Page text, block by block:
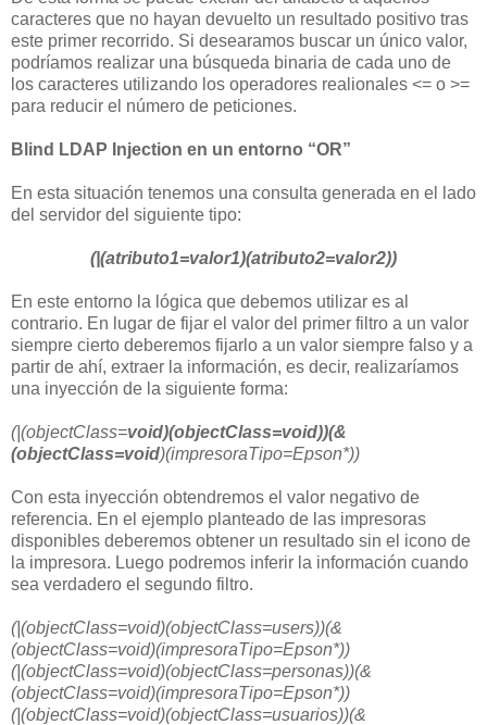
caracteres que no hayan devuelto un resultado positivo tras
este primer recorrido. Si desearamos buscar un único valor,
podríamos realizar una búsqueda binaria de cada uno de
los caracteres utilizando los operadores realionales <= o >=
para reducir el número de peticiones.
Blind LDAP Injection en un entorno “OR”
En esta situación tenemos una consulta generada en el lado
del servidor del siguiente tipo:
(|(atributo1=valor1)(atributo2=valor2))
En este entorno la lógica que debemos utilizar es al
contrario. En lugar de fijar el valor del primer filtro a un valor
siempre cierto deberemos fijarlo a un valor siempre falso y a
partir de ahí, extraer la información, es decir, realizaríamos
una inyección de la siguiente forma:
(|(objectClass=void)(objectClass=void))(&
(objectClass=void)(impresoraTipo=Epson*))
Con esta inyección obtendremos el valor negativo de
referencia. En el ejemplo planteado de las impresoras
disponibles deberemos obtener un resultado sin el icono de
la impresora. Luego podremos inferir la información cuando
sea verdadero el segundo filtro.
(|(objectClass=void)(objectClass=users))(&
(objectClass=void)(impresoraTipo=Epson*))
(|(objectClass=void)(objectClass=personas))(&
(objectClass=void)(impresoraTipo=Epson*))
(|(objectClass=void)(objectClass=usuarios))(&